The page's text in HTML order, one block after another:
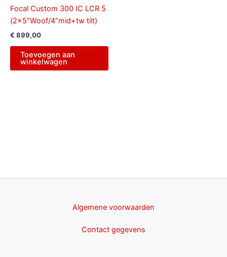
Focal Custom 300 IC LCR 5
(2×5″Woof/4″mid+tw tilt)
€ 899,00
Toevoegen aan
winkelwagen
Algemene voorwaarden
Contact gegevens